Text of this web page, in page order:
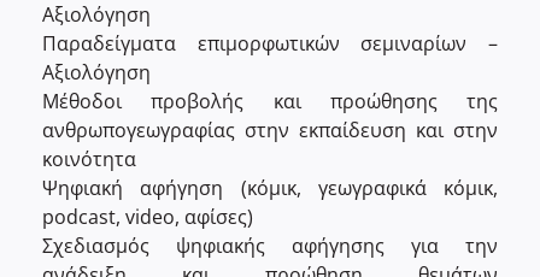
Αξιολόγηση
Παραδείγματα επιμορφωτικών σεμιναρίων –
Αξιολόγηση
Μέθοδοι προβολής και προώθησης της
ανθρωπογεωγραφίας στην εκπαίδευση και στην
κοινότητα
Ψηφιακή αφήγηση (κόμικ, γεωγραφικά κόμικ,
podcast, video, αφίσες)
Σχεδιασμός ψηφιακής αφήγησης για την